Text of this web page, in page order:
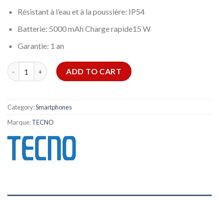
Résistant à l’eau et à la poussière: IP54
Batterie: 5000 mAh Charge rapide15 W
Garantie: 1 an
SMARTPHONE TECNO SPARK GO1 4GO 128GO – BLANC
ADD TO CART
Category:Smartphones
Marque:TECNO